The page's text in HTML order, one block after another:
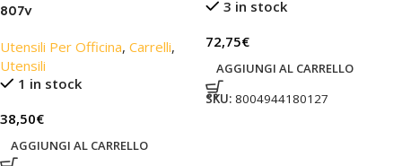
807v
Utensili Per Officina, Carrelli,
Utensili
1 in stock
38,50€
AGGIUNGI AL CARRELLO
3 in stock
72,75€
AGGIUNGI AL CARRELLO
SKU: 8004944180127